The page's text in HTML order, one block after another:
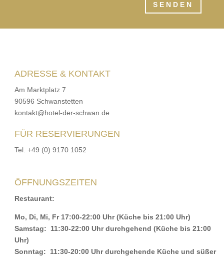
SENDEN
ADRESSE & KONTAKT
Am Marktplatz 7
90596 Schwanstetten
kontakt@hotel-der-schwan.de
FÜR RESERVIERUNGEN
Tel. +49 (0) 9170 1052
ÖFFNUNGSZEITEN
Restaurant:
Mo, Di, Mi, Fr 17:00-22:00 Uhr (Küche bis 21:00 Uhr)
Samstag: 11:30-22:00 Uhr durchgehend (Küche bis 21:00
Uhr)
Sonntag: 11:30-20:00 Uhr durchgehende Küche und süßer